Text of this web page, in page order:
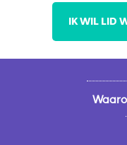
IK WIL LID